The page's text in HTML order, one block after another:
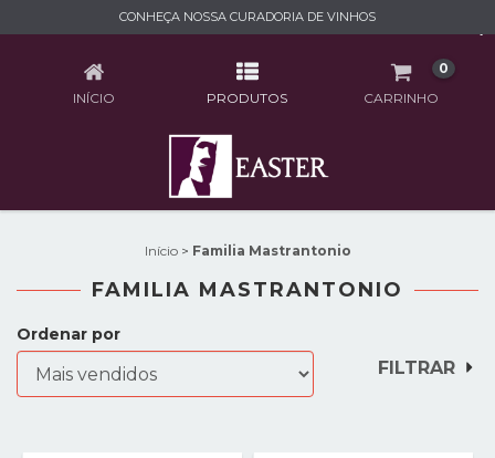
CONHEÇA NOSSA CURADORIA DE VINHOS
FAMILIA MASTRANTONIO
INÍCIO PRODUTOS CARRINHO
0
Início > Familia Mastrantonio
FAMILIA MASTRANTONIO
Ordenar por
FILTRAR